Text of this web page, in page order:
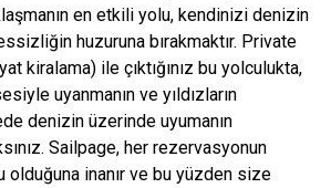
en etkili yolu, kendinizi denizin
huzuruna bırakmaktır. Private
kiralama) ile çıktığınız bu yolculukta,
uyanmanın ve yıldızların
denizin üzerinde uyumanın
Sailpage, her rezervasyonun
olduğuna inanır ve bu yüzden size